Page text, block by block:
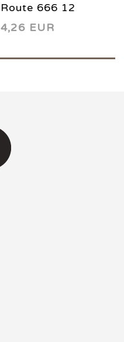
Route 666 12
2003
4,26 EUR